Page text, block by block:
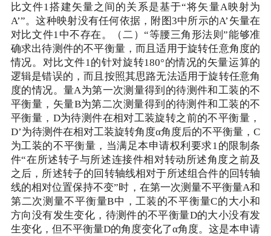
比文件1搭建矢量之间的关系是基于“将矢量A映射为
A’”。这种映射没有任何依据，附图3中所示的A’矢量在
对比文件1中不存在。（二）“等腰三角形法则”能够准
确求出待测件的不平衡量，而且适用于旋转任意角度的
情况。对比文件1的针对旋转180°的情况的矢量运算的
逻辑是错误的，而且按照其思路无法适用于旋转任意角
度的情况。量A为第一次测量得到的待测件和工装的不
平衡量，矢量B为第二次测量得到的待测件和工装的不
平衡量，D为待测件在相对工装旋转之前的不平衡量，
D’为待测件在相对工装旋转角度α角度后的不平衡量，C
为工装的不平衡量，当满足本申请权利要求1的限制条
件“在所述转子与所述连接件相对转动所述角度之前及
之后，所述转子的回转轴线相对于所述组合件的回转轴
线的相对位置保持不变”时，在第一次测量不平衡量A和
第二次测量不平衡量B中，工装的不平衡量C的大小和
方向没有发生变化，待测件的不平衡量D的大小没有发
生变化，但不平衡量D的角度变化了α角度。这是本申请